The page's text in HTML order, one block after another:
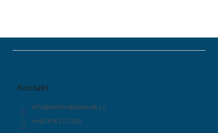
Kontakt
info@elektropaloucek.cz
+420 476 112 100